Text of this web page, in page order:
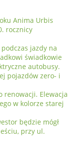
Anima Urbis
rocznicy
jazdy na
świadkowie
autobusy.
pojazdów zero- i
renowacji. Elewacja
w kolorze starej
będzie mógł
przy ul.